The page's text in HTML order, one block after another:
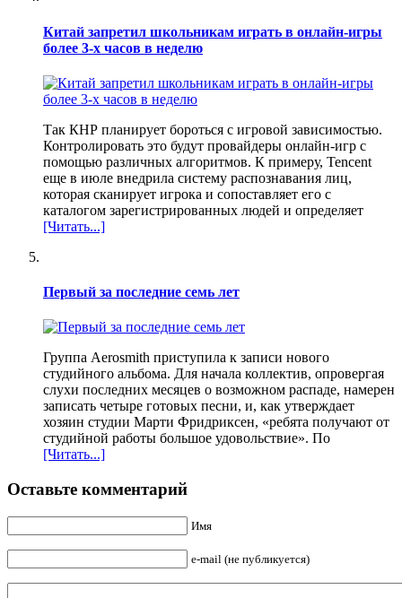
Китай запретил школьникам играть в онлайн-игры
более 3-х часов в неделю
Так КНР планирует бороться с игровой зависимостью.
Контролировать это будут провайдеры онлайн-игр с
помощью различных алгоритмов. К примеру, Tencent
еще в июле внедрила систему распознавания лиц,
которая сканирует игрока и сопоставляет его с
каталогом зарегистрированных людей и определяет
[Читать...]
Первый за последние семь лет
Группа Aerosmith приступила к записи нового
студийного альбома. Для начала коллектив, опровергая
слухи последних месяцев о возможном распаде, намерен
записать четыре готовых песни, и, как утверждает
хозяин студии Марти Фридриксен, «ребята получают от
студийной работы большое удовольствие». По
[Читать...]
Оставьте комментарий
Имя
e-mail (не публикуется)